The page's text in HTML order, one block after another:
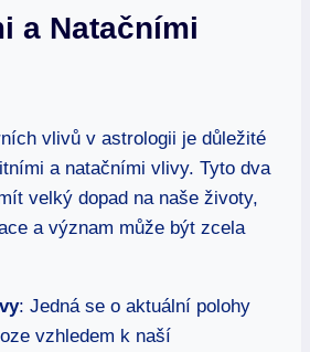
a Natačními
vlivů v astrologii je důležité
a natačními vlivy. Tyto dva
velký dopad na naše životy,
a význam může být zcela
: Jedná se o aktuální polohy
vzhledem k naší